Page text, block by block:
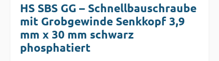
HS SBS GG – Schnellbauschraube
mit Grobgewinde Senkkopf 3,9
mm x 30 mm schwarz
phosphatiert